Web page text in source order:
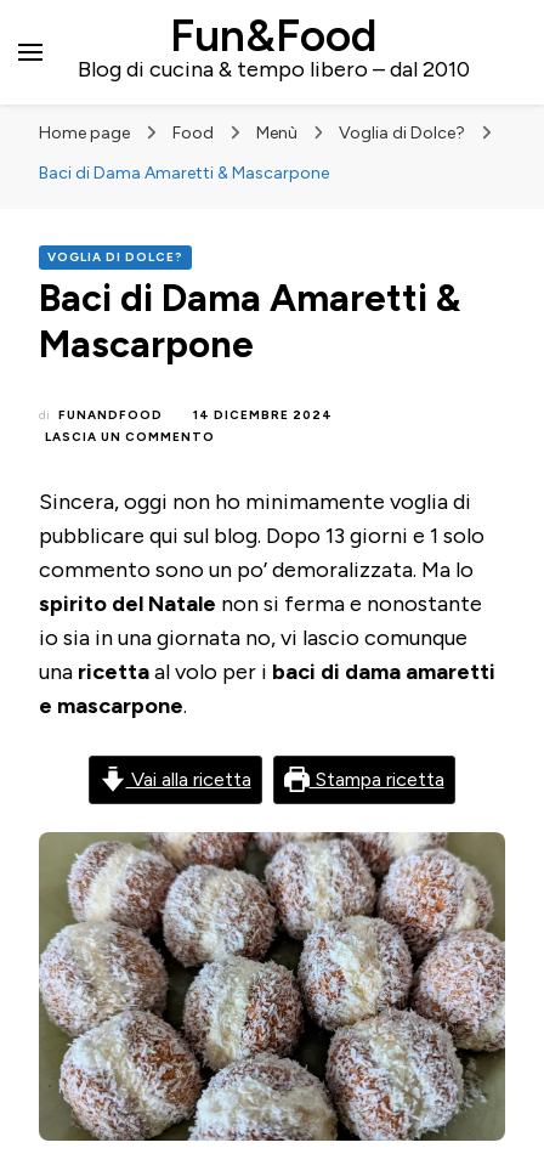
Fun&Food
Blog di cucina & tempo libero – dal 2010
Home page Food Menù
Voglia di Dolce?
Baci di Dama Amaretti & Mascarpone
VOGLIA DI DOLCE?
Baci di Dama Amaretti &
Mascarpone
di FUNANDFOOD
14 DICEMBRE 2024
LASCIA UN COMMENTO
DAMA
&
MASCARPONE
Sincera, oggi non ho minimamente voglia di
pubblicare qui sul blog. Dopo 13 giorni e 1 solo
commento sono un po’ demoralizzata. Ma lo
spirito del Natale non si ferma e nonostante
io sia in una giornata no, vi lascio comunque
una ricettaal volo per i baci di dama amaretti
e mascarpone.
Vai alla ricetta Stampa ricetta